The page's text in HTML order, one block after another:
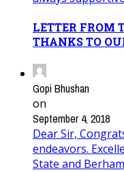
LETTER FROM
THANKS TO
Gopi Bhushan
on
September 4, 2018
Dear Sir,
endeavors.
State and